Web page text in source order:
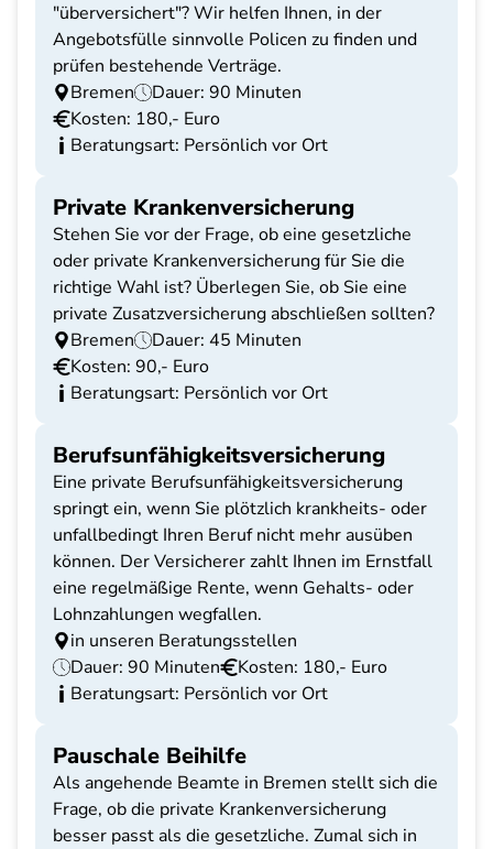
"überversichert"? Wir helfen Ihnen, in der
Angebotsfülle sinnvolle Policen zu finden und
prüfen bestehende Verträge.
Bremen
Dauer: 90 Minuten
Kosten: 180,- Euro
Beratungsart: Persönlich vor Ort
Private Krankenversicherung
Stehen Sie vor der Frage, ob eine gesetzliche
oder private Krankenversicherung für Sie die
richtige Wahl ist? Überlegen Sie, ob Sie eine
private Zusatzversicherung abschließen sollten?
Bremen
Dauer: 45 Minuten
Kosten: 90,- Euro
Beratungsart: Persönlich vor Ort
Berufsunfähigkeitsversicherung
Eine private Berufsunfähigkeitsversicherung
springt ein, wenn Sie plötzlich krankheits- oder
unfallbedingt Ihren Beruf nicht mehr ausüben
können. Der Versicherer zahlt Ihnen im Ernstfall
eine regelmäßige Rente, wenn Gehalts- oder
Lohnzahlungen wegfallen.
in unseren Beratungsstellen
Dauer: 90 Minuten
Kosten: 180,- Euro
Beratungsart: Persönlich vor Ort
Pauschale Beihilfe
Als angehende Beamte in Bremen stellt sich die
Frage, ob die private Krankenversicherung
besser passt als die gesetzliche. Zumal sich in